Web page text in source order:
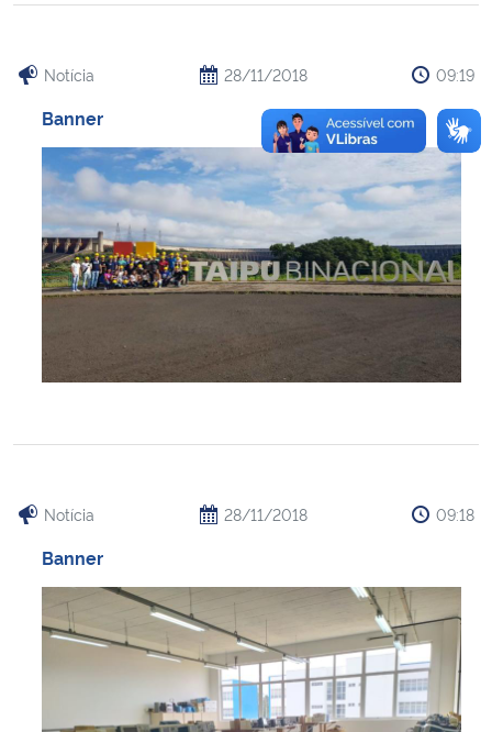
Notícia 28/11/2018 09:19
Banner
Notícia 28/11/2018 09:18
Banner